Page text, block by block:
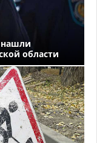
нашли
области